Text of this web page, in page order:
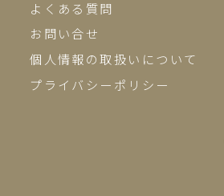
よくある質問
お問い合せ
個人情報の取扱いについて
プライバシーポリシー